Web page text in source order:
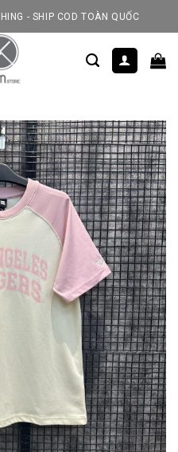
- SHIP COD TOÀN QUỐC